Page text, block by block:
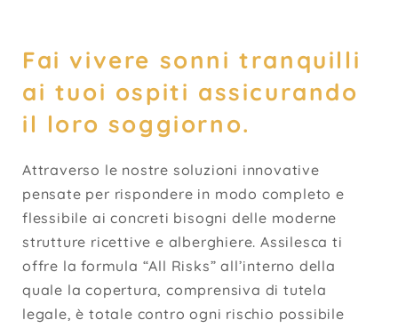
Fai vivere sonni tranquilli
ai tuoi ospiti assicurando
il loro soggiorno.
Attraverso le nostre soluzioni innovative
pensate per rispondere in modo completo e
flessibile ai concreti bisogni delle moderne
strutture ricettive e alberghiere. Assilesca ti
offre la formula “All Risks” all’interno della
quale la copertura, comprensiva di tutela
legale, è totale contro ogni rischio possibile